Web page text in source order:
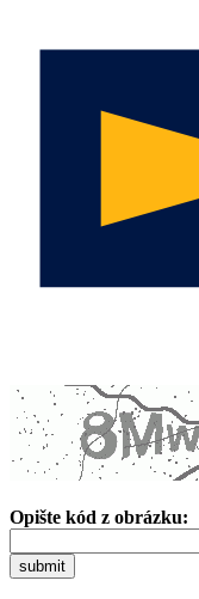
Opište kód z obrázku:
submit